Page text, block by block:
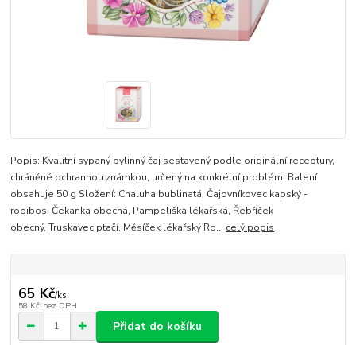
Popis: Kvalitní sypaný bylinný čaj sestavený podle originální receptury,
chráněné ochrannou známkou, určený na konkrétní problém. Balení
obsahuje 50 g Složení: Chaluha bublinatá, Čajovníkovec kapský -
rooibos, Čekanka obecná, Pampeliška lékařská, Řebříček
obecný, Truskavec ptačí, Měsíček lékařský Ro... celý popis
65 Kč/ks
58 Kč bez DPH
Přidat do košíku